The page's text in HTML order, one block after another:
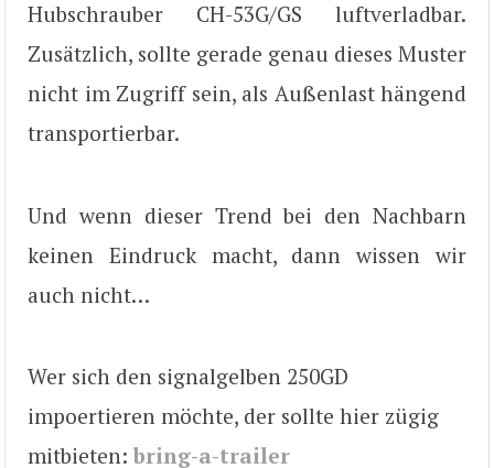
Hubschrauber CH-53G/GS luftverladbar.
Zusätzlich, sollte gerade genau dieses Muster
nicht im Zugriff sein, als Außenlast hängend
transportierbar.
Und wenn dieser Trend bei den Nachbarn
keinen Eindruck macht, dann wissen wir
auch nicht…
Wer sich den signalgelben 250GD
impoertieren möchte, der sollte hier zügig
mitbieten:bring-a-trailer